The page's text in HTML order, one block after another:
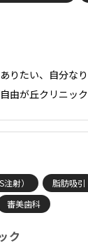
りたい、自分な
由が丘クリニッ
射）
脂肪吸引
審美歯科
ク